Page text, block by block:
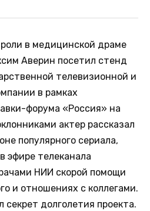
в медицинской драме
Аверин посетил стенд
телевизионной и
в рамках
форума «Россия» на
актер рассказал
популярного сериала,
эфире телеканала
НИИ скорой помощи
и отношениях с коллегами.
долголетия проекта.